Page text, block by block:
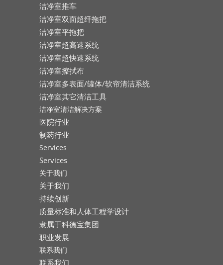
洁净室推车
洁净室双面超纤拖把
洁净室平拖把
洁净室超高速系统
洁净室超快速系统
洁净室擦拭布
洁净室多表面/罐体/软帘清洁系统
洁净室其它清洁工具
洁净室清洁解决方案
医院行业
制药行业
Services
Services
关于我们
关于我们
持续创新
质量标准和人体工程学设计
隶属于科德宝集团
职业发展
联系我们
联系我们